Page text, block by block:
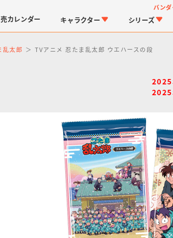
バン
カレンダー キャラクター
仮面ライダーシリーズ
ーパー
シリーズ
キャラパキ つりグ
乱太郎 TVアニメ 忍たま乱太郎 ウエハースの段
2025
2025